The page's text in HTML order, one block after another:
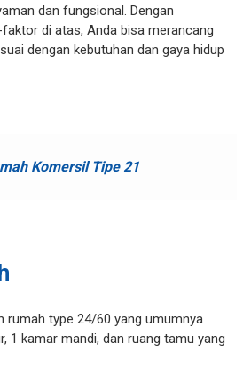
dan fungsional. Dengan
di atas, Anda bisa merancang
dengan kebutuhan dan gaya hidup
Komersil Tipe 21
rumah type 24/60 yang umumnya
1 kamar mandi, dan ruang tamu yang